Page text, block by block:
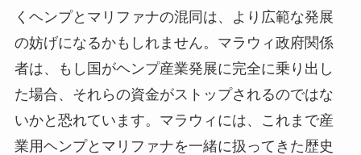
くヘンプとマリファナの混同は、 より広範な発展
の妨げになるかもしれません。マラウィ政府関係
者は、
もし国がヘンプ産業発展に完全に乗り出し
た場合、 それらの資金がストップされるのではな
いかと恐れています。マラウィには、これまで産
業用ヘンプとマリファナを一緒に扱ってきた歴史